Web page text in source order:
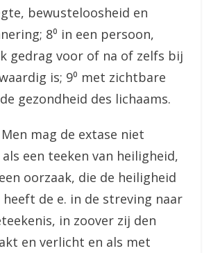
bewusteloosheid en
8⁰ in een persoon,
gedrag voor of na of zelfs bij
is; 9⁰ met zichtbare
gezondheid des lichaams.
Men mag de extase niet
een teeken van heiligheid,
oorzaak, die de heiligheid
de e. in de streving naar
in zoover zij den
en verlicht en als met